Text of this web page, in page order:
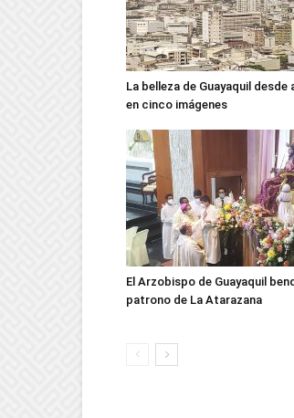
La belleza de Guayaquil desde
en cinco imágenes
El Arzobispo de Guayaquil
patrono de La Atarazana